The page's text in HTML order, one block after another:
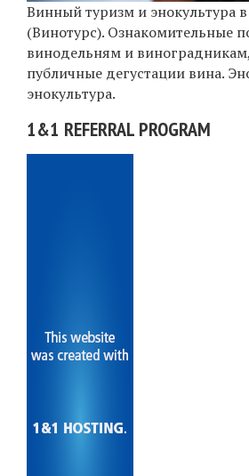
Винный туризм и энокультура
(Винотурс). Ознакомительные
винодельням и
публичные дегустации вина.
энокультура.
1&1 REFERRAL PROGRAM